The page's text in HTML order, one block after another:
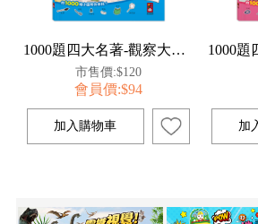
1000題四大名著-觀察大挑戰-三國演義
市售價:$120
會員價:$94